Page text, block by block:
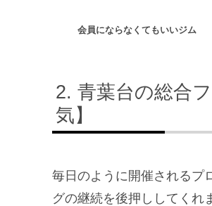
会員にならなくてもいいジム
青葉台の総合
気】
毎日のように開催されるプ
グの継続を後押ししてくれ